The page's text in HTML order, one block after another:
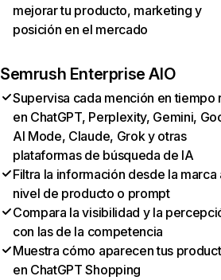
mejorar tu producto, marketing y
posición en el mercado
Semrush Enterprise AIO
Supervisa cada mención en tiempo
en ChatGPT, Perplexity, Gemini,
AI Mode, Claude, Grok y otras
plataformas de búsqueda de IA
Filtra la información desde la marca
nivel de producto o prompt
Compara la visibilidad y la
con las de la competencia
Muestra cómo aparecen tus
en ChatGPT Shopping